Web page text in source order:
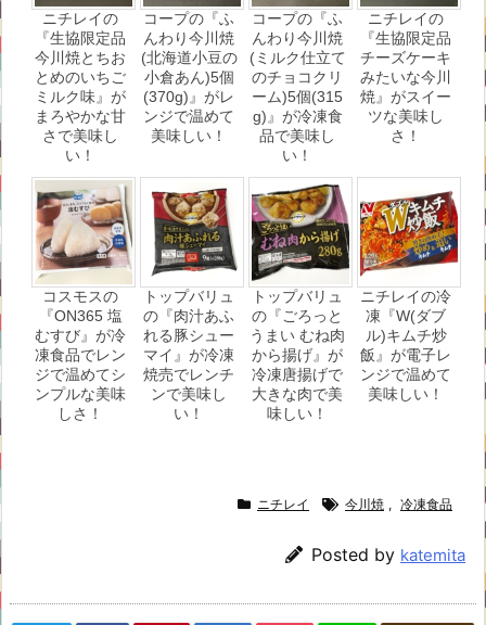
ニチレイの
『生協限定品
今川焼とちお
とめのいちご
ミルク味』が
まろやかな甘
さで美味し
い！
コープの『ふ
んわり今川焼
(北海道小豆の
小倉あん)5個
(370g)』がレ
ンジで温めて
美味しい！
コープの『ふ
んわり今川焼
(ミルク仕立て
のチョコクリ
ーム)5個(315
g)』が冷凍食
品で美味し
い！
ニチレイの
『生協限定品
チーズケーキ
みたいな今川
焼』がスイー
ツな美味し
さ！
コスモスの
『ON365 塩
むすび』が冷
凍食品でレン
ジで温めてシ
ンプルな美味
しさ！
トップバリュ
の『肉汁あふ
れる豚シュー
マイ』が冷凍
焼売でレンチ
ンで美味し
い！
トップバリュ
の『ごろっと
うまい むね肉
から揚げ』が
冷凍唐揚げで
大きな肉で美
味しい！
ニチレイの冷
凍『W(ダブ
ル)キムチ炒
飯』が電子レ
ンジで温めて
美味しい！
ニチレイ 今川焼 , 冷凍食品
Posted by katemita